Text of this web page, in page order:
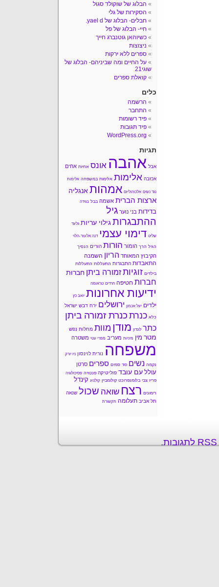
הבלוג של שוקולד סגול
הסקירות של גלי
חבלים- הבלוג של yael d.
חיי- הבלוג של פל
כשיוהאן גוטנברג חייך
ניצוצות
ספרים ללא ירקות
על החיים ומה שביניהם- הבלוג של
שוגי21
קואלת ספרים
כלים
הרשמה
התחבר
פיד רשומות
פיד תגובות
WordPress.org
תגיות
אבל אהבה אונס אחיות אחים
אכזבה אלימות אלימות במשפחה אלימות
נגד נשים אלכוהוליזם אמהותאנגליה
ארצות הברית אשמה בבל בגידה
בדידות בני נוער גיל
ההתבגרות גילוי עריות גלעד
שליט דימוי עצמי דנה אלעזר-הלוי
הגיל הרך הומור הורות הורים הנסיך
הקיבוץ המאוחד הריון השמנה
התאבדות התבגרות התעללות התעללות
בילדים זוגיותזמורה ביתן חברוּת
חברות חטיפה חרדים טראומה
ידיעות אחרונות יואב כץ
ילדים יעל אכמון ירושלים ירח דבש ישראל
כלא כנרת כנרת זמורה ביתן
כתר לונדון מודן מוות מחלות נפש
מטר מין מיניות מעריב מפרי עטי משטרה
משפחה נורית לוינסון ניו יורק
נקמה נשים סוד סמים ספרים סרטן
עולל עם עובד פוליטיקה פנטזיה פסיכולוגיה
פריז צבי בלומנפרוכט קולומביין קולנוע קינדל
רימונים רצח שואה שכול שנאה
תל אביב תעלומה תקשורת
.